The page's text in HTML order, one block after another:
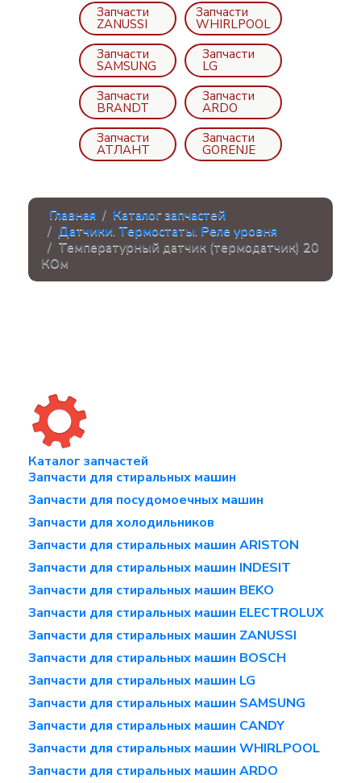
Запчасти
ZANUSSI
Запчасти
WHIRLPOOL
Запчасти
SAMSUNG
Запчасти
LG
Запчасти
BRANDT
Запчасти
ARDO
Запчасти
АТЛАНТ
Запчасти
GORENJE
Главная
Каталог запчастей
Датчики. Термостаты. Реле уровня
Температурный датчик (термодатчик) 20
КОм
Каталог запчастей
Запчасти для стиральных машин
Запчасти для посудомоечных машин
Запчасти для холодильников
Запчасти для стиральных машин ARISTON
Запчасти для стиральных машин INDESIT
Запчасти для стиральных машин BEKO
Запчасти для стиральных машин ELECTROLUX
Запчасти для стиральных машин ZANUSSI
Запчасти для стиральных машин BOSCH
Запчасти для стиральных машин LG
Запчасти для стиральных машин SAMSUNG
Запчасти для стиральных машин CANDY
Запчасти для стиральных машин WHIRLPOOL
Запчасти для стиральных машин ARDO